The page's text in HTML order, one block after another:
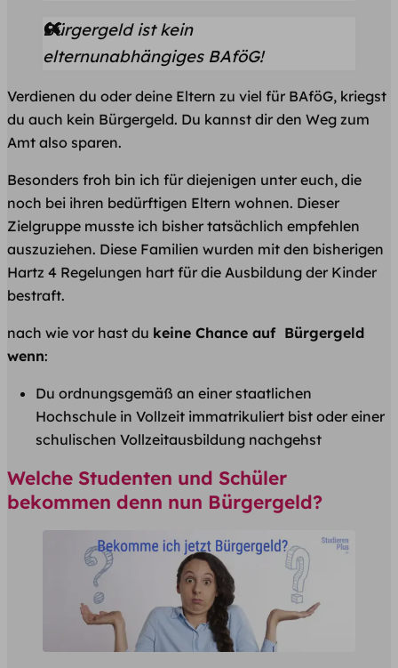
Bürgergeld ist kein
elternunabhängiges BAföG!
Verdienen du oder deine Eltern zu viel für BAföG, kriegst
du auch kein Bürgergeld. Du kannst dir den Weg zum
Amt also sparen.
Besonders froh bin ich für diejenigen unter euch, die
noch bei ihren bedürftigen Eltern wohnen. Dieser
Zielgruppe musste ich bisher tatsächlich empfehlen
auszuziehen. Diese Familien wurden mit den bisherigen
Hartz 4 Regelungen hart für die Ausbildung der Kinder
bestraft.
nach wie vor hast du keine Chance auf Bürgergeld
wenn:
Du ordnungsgemäß an einer staatlichen
Hochschule in Vollzeit immatrikuliert bist oder einer
schulischen Vollzeitausbildung nachgehst
Welche Studenten und Schüler
bekommen denn nun Bürgergeld?